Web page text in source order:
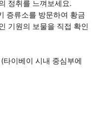
정취를 느껴보세요.
증류소를 방문하여 황금
기원의 보물을 직접 확인
이베이 시내 중심부에